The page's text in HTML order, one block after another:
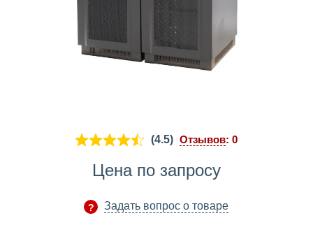
(4.5) Отзывов: 0
Цена по запросу
Задать вопрос о товаре